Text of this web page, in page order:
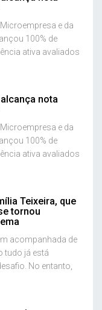
e da
100% de
ativa avaliados
nota
e da
100% de
ativa avaliados
Teixeira, que
tornou
acompanhada de
tudo já está
No entanto,